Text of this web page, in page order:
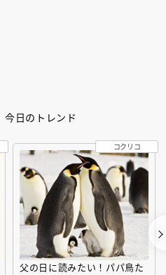
今日のトレンド
父の日に読みたい！パパ鳥た
コクリコ